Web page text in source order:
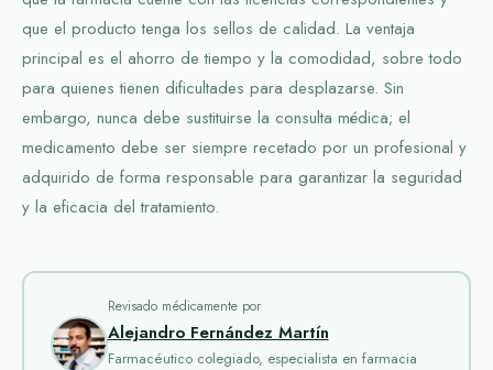
que el producto tenga los sellos de calidad. La ventaja
principal es el ahorro de tiempo y la comodidad, sobre todo
para quienes tienen dificultades para desplazarse. Sin
embargo, nunca debe sustituirse la consulta médica; el
medicamento debe ser siempre recetado por un profesional y
adquirido de forma responsable para garantizar la seguridad
y la eficacia del tratamiento.
Revisado médicamente por
Alejandro Fernández Martín
Farmacéutico colegiado, especialista en farmacia